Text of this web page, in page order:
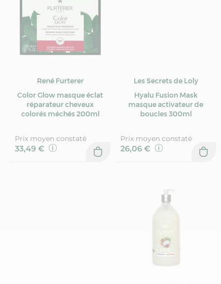
René Furterer
Color Glow masque éclat
réparateur cheveux
colorés méchés 200ml
Prix moyen constaté
33,49 €
Les Secrets de Loly
Hyalu Fusion Mask
masque activateur de
boucles 300ml
Prix moyen constaté
26,06 €